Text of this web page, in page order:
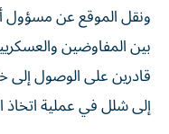
ونقل الموقع عن مسؤول
بين المفاوضين
قادرين على الوصول
إلى شلل في عملية اتخاذ